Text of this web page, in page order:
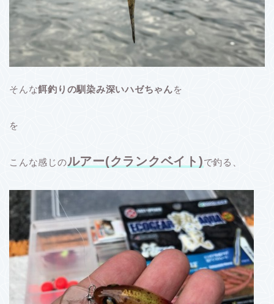
そんな餌釣りの馴染み深いハゼちゃんを
を
こんな感じのルアー(クランクベイト)で釣る、